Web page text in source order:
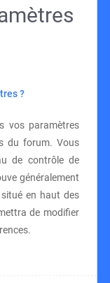
?
vos paramètres
du forum. Vous
de contrôle de
généralement
en haut des
de modifier